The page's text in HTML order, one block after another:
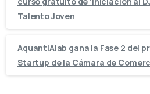
Talento Joven
AquantIAlab gana la Fase 2 del
Startup de la Cámara de